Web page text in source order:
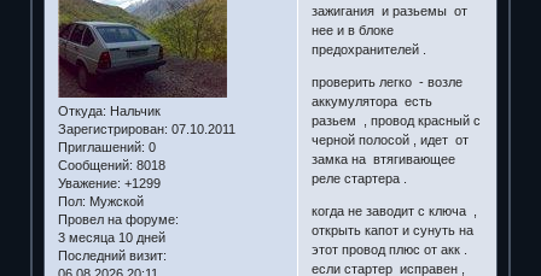
Откуда: Нальчик
Зарегистрирован: 07.10.2011
Приглашений: 0
Сообщений: 8018
Уважение: +1299
Пол: Мужской
Провел на форуме:
3 месяца 10 дней
Последний визит:
зажигания и разьемы от
нее и в блоке
предохранителей .
проверить легко - возле
аккумулятора есть
разьем , провод красный с
черной полосой , идет от
замка на втягивающее
реле стартера .
когда не заводит с ключа ,
открыть капот и сунуть на
этот провод плюс от акк .
если стартер исправен ,